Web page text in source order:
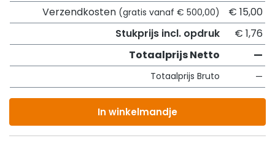
Verzendkosten (gratis vanaf € 500,00)
€ 15,00
Stukprijs incl. opdruk
€ 1,76
Totaalprijs Netto
—
Totaalprijs Bruto —
In winkelmandje